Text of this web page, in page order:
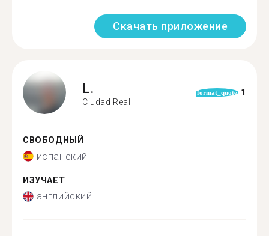
Скачать приложение
L.
Ciudad Real
format_quote 1
СВОБОДНЫЙ
испанский
ИЗУЧАЕТ
английский